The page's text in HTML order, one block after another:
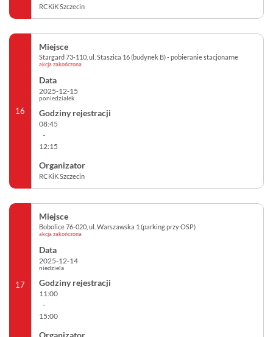
RCKiK Szczecin
16
Stargard 73-110, ul. Staszica 16 (budynek B) - pobieranie stacjonarne
akcja zakończona
2025-12-15
poniedziałek
08:45
-
12:15
RCKiK Szczecin
17
Bobolice 76-020, ul. Warszawska 1 (parking przy OSP)
akcja zakończona
2025-12-14
niedziela
11:00
-
15:00